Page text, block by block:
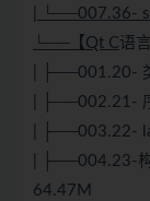
| └──007.36-
└──【Qt C语
| ├──001.20-
| ├──002.21-
| ├──003.22-
| ├──004.23-
64.47M